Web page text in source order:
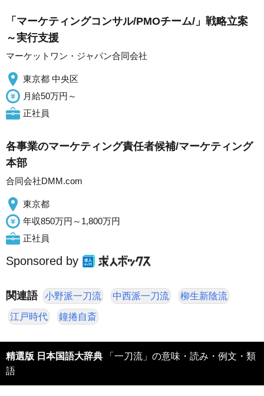
「マーケティングコンサル/PMOチーム/」戦略立案
～実行支援
マーケットワン・ジャパン合同会社
東京都 中央区
月給50万円～
正社員
各事業のマーケティング責任者候補/マーケティング
本部
合同会社DMM.com
東京都
年収850万円～1,800万円
正社員
Sponsored by
関連語 小野派一刀流 中西派一刀流 柳生新陰流
江戸時代 鐘捲自斎
精選版 日本国語大辞典 「一刀流」の意味・読み・例文・類
語